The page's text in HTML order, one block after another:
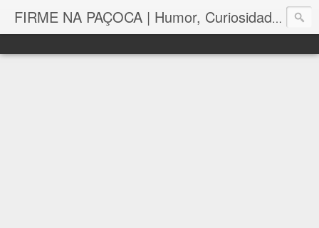
FIRME NA PAÇOCA | Humor, Curiosidades, Tutoriais e Muito mais